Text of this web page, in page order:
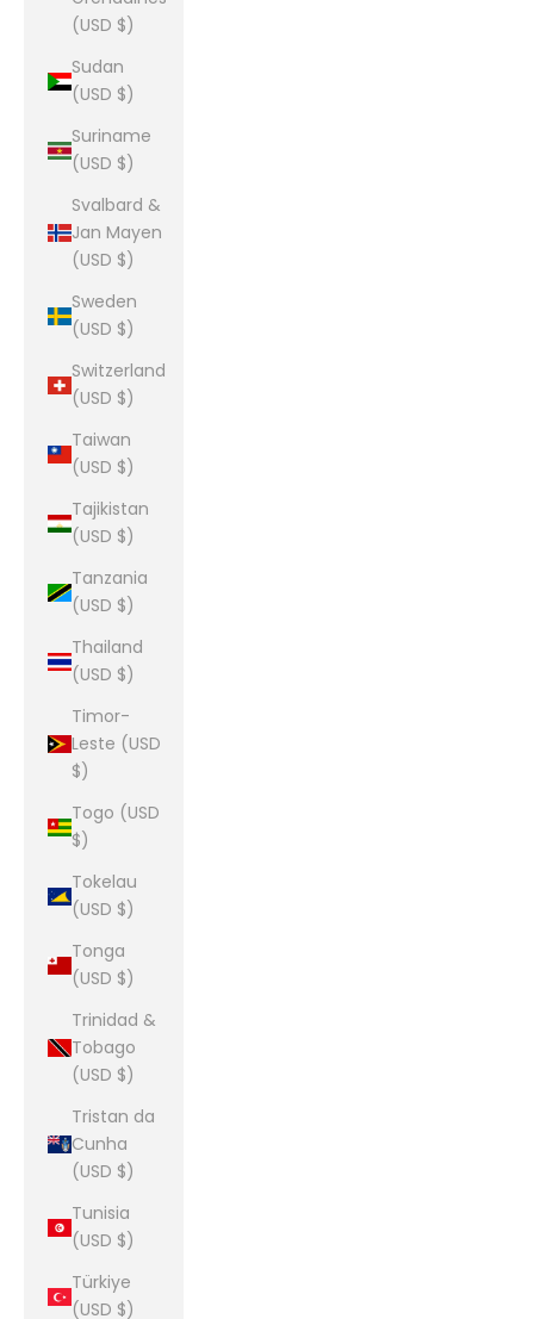
(USD $)
Sudan
(USD $)
Suriname
(USD $)
Svalbard &
Jan Mayen
(USD $)
Sweden
(USD $)
Switzerland
(USD $)
Taiwan
(USD $)
Tajikistan
(USD $)
Tanzania
(USD $)
Thailand
(USD $)
Timor-
Leste (USD
$)
Togo (USD
$)
Tokelau
(USD $)
Tonga
(USD $)
Trinidad &
Tobago
(USD $)
Tristan da
Cunha
(USD $)
Tunisia
(USD $)
Türkiye
(USD $)